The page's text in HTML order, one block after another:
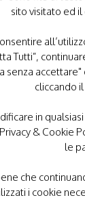
valori di
sito visitato ed
Tutti”,
senza
cliccando
in
& Cookie
le
che
i cookie